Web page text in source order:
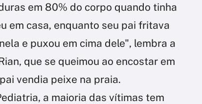
em 80% do corpo quando tinha
em casa, enquanto seu pai fritava
e puxou em cima dele", lembra a
que se queimou ao encostar em
vendia peixe na praia.
a maioria das vítimas tem